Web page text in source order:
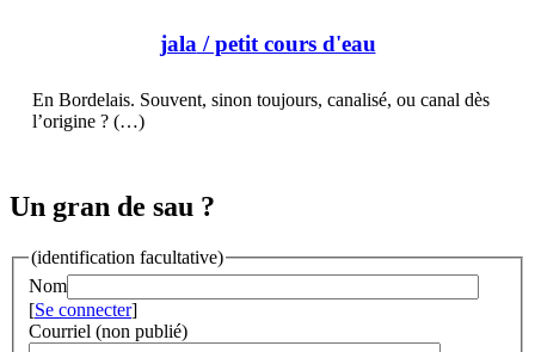
jala/ petit cours d'eau
En Bordelais. Souvent, sinon toujours, canalisé, ou canal dès
l’origine ? (…)
Un gran de sau ?
(identification facultative)
Nom
[Se connecter]
Courriel (non publié)